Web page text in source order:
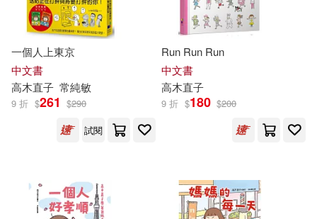
一個人上東京
中文書
高木直子 常純敏
9 折 $261 $290
試閱
Run Run Run
中文書
高木直子
9 折 $180 $200